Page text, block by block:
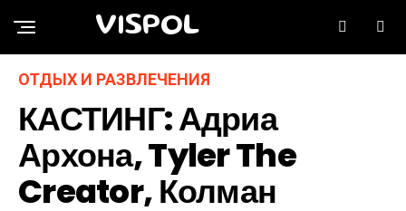
VISPOL
ОТДЫХ И РАЗВЛЕЧЕНИЯ
КАСТИНГ: Адриа
Архона, Tyler The
Creator, Колман